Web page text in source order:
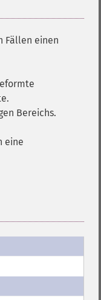
Fällen einen
Bereichs.
eine